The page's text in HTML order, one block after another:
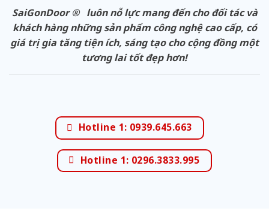
SaiGonDoor ® luôn nỗ lực mang đến cho đối tác và
khách hàng những sản phẩm công nghệ cao cấp, có
giá trị gia tăng tiện ích, sáng tạo cho cộng đồng một
tương lai tốt đẹp hơn!
Hotline 1: 0939.645.663
Hotline 1: 0296.3833.995